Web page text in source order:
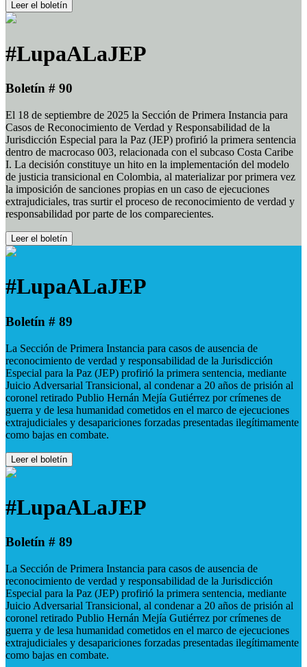
Leer el boletín
#LupaALaJEP
Boletín # 90
El 18 de septiembre de 2025 la Sección de Primera Instancia para
Casos de Reconocimiento de Verdad y Responsabilidad de la
Jurisdicción Especial para la Paz (JEP) profirió la primera sentencia
dentro de macrocaso 003, relacionada con el subcaso Costa Caribe
I. La decisión constituye un hito en la implementación del modelo
de justicia transicional en Colombia, al materializar por primera vez
la imposición de sanciones propias en un caso de ejecuciones
extrajudiciales, tras surtir el proceso de reconocimiento de verdad y
responsabilidad por parte de los comparecientes.
Leer el boletín
#LupaALaJEP
Boletín # 89
La Sección de Primera Instancia para casos de ausencia de
reconocimiento de verdad y responsabilidad de la Jurisdicción
Especial para la Paz (JEP) profirió la primera sentencia, mediante
Juicio Adversarial Transicional, al condenar a 20 años de prisión al
coronel retirado Publio Hernán Mejía Gutiérrez por crímenes de
guerra y de lesa humanidad cometidos en el marco de ejecuciones
extrajudiciales y desapariciones forzadas presentadas ilegítimamente
como bajas en combate.
Leer el boletín
#LupaALaJEP
Boletín # 89
La Sección de Primera Instancia para casos de ausencia de
reconocimiento de verdad y responsabilidad de la Jurisdicción
Especial para la Paz (JEP) profirió la primera sentencia, mediante
Juicio Adversarial Transicional, al condenar a 20 años de prisión al
coronel retirado Publio Hernán Mejía Gutiérrez por crímenes de
guerra y de lesa humanidad cometidos en el marco de ejecuciones
extrajudiciales y desapariciones forzadas presentadas ilegítimamente
como bajas en combate.